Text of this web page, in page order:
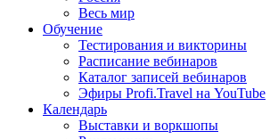
Весь мир
Обучение
Тестирования и викторины
Расписание вебинаров
Каталог записей вебинаров
Эфиры Profi.Travel на YouTube
Календарь
Выставки и воркшопы